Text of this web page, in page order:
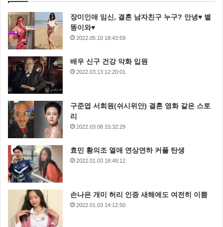
장미인애 임신, 결혼 남자친구 누구? 안녕♥ 별
똥이와♥
2022.05.10 18:43:59
배우 신구 건강 악화 입원
2022.03.13 12:20:01
구준엽 서희원(쉬시위안) 결혼 영화 같은 스토
리
2022.03.08 15:32:29
효민 황의조 열애 연상연하 커플 탄생
2022.01.03 18:48:12
손나은 개미 허리 인증 새해에도 여전히 이뿜
2022.01.03 14:12:50